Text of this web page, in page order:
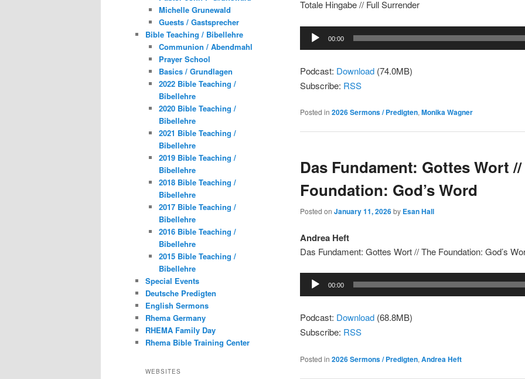
Totale Hingabe // Full Surrender
Audio
Player
00:00
Podcast: Download (74.0MB)
Subscribe: RSS
Posted in 2026 Sermons / Predigten, Monika Wagner
Das Fundament: Gottes Wort
Foundation: God’s Word
Posted on January 11, 2026by Esan Hall
Andrea Heft
Das Fundament: Gottes Wort // The Foundation: God’s
Audio
Player
00:00
Podcast: Download (68.8MB)
Subscribe: RSS
Posted in 2026 Sermons / Predigten, Andrea Heft
Michelle Grunewald
Guests / Gastsprecher
Bible Teaching / Bibellehre
Communion / Abendmahl
Prayer School
Basics / Grundlagen
2022 Bible Teaching /
Bibellehre
2020 Bible Teaching /
Bibellehre
2021 Bible Teaching /
Bibellehre
2019 Bible Teaching /
Bibellehre
2018 Bible Teaching /
Bibellehre
2017 Bible Teaching /
Bibellehre
2016 Bible Teaching /
Bibellehre
2015 Bible Teaching /
Bibellehre
Special Events
Deutsche Predigten
English Sermons
Rhema Germany
RHEMA Family Day
Rhema Bible Training Center
WEBSITES